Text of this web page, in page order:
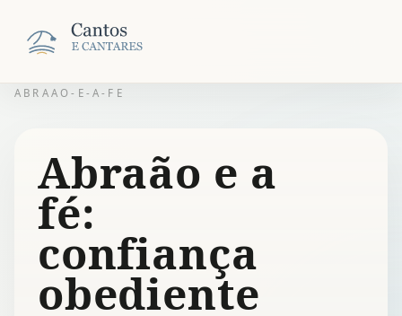
ABRAAO-E-A-FE
Abraão e a
fé:
confiança
obediente